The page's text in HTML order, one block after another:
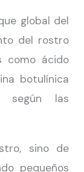
global del
del rostro
como ácido
botulínica
según las
sino de
pequeños